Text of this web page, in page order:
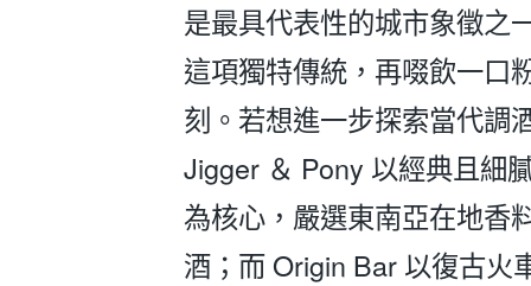
是最具代表性的城市象徵之
這項獨特傳統，再啜飲一口
刻。若想進一步探索當代調
Jigger ＆ Pony 以經典且細
為核心，嚴選東南亞在地香
酒；而 Origin Bar 以復古火